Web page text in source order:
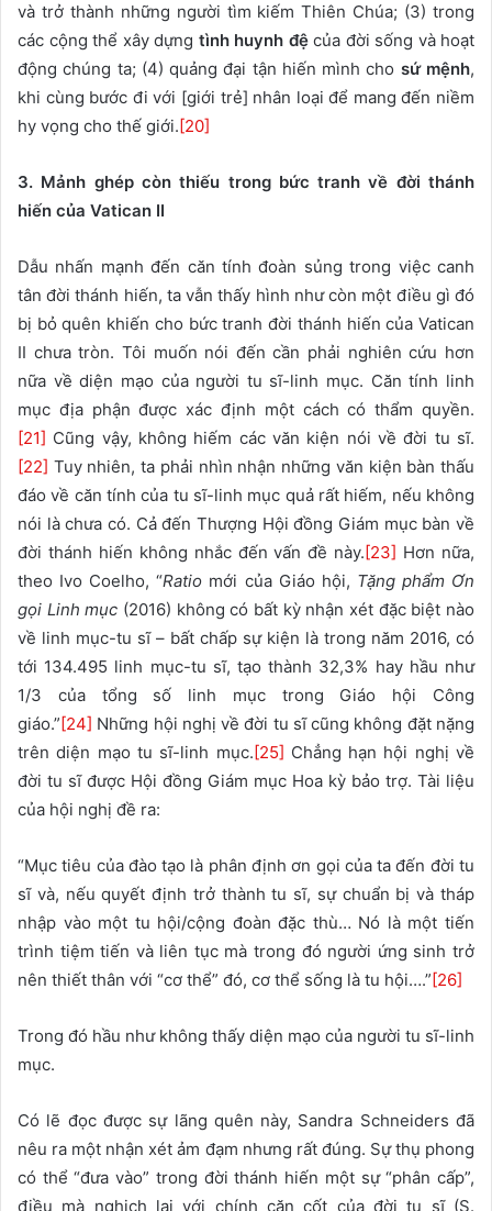
và trở thành những người tìm kiếm Thiên Chúa; (3) trong
các cộng thể xây dựng tình huynh đệcủa đời sống và hoạt
động chúng ta; (4) quảng đại tận hiến mình cho sứ mệnh,
khi cùng bước đi với [giới trẻ] nhân loại để mang đến niềm
hy vọng cho thế giới.[20]
3. Mảnh ghép còn thiếu trong bức tranh về đời thánh
hiến của Vatican II
Dẫu nhấn mạnh đến căn tính đoàn sủng trong việc canh
tân đời thánh hiến, ta vẫn thấy hình như còn một điều gì đó
bị bỏ quên khiến cho bức tranh đời thánh hiến của Vatican
II chưa tròn. Tôi muốn nói đến cần phải nghiên cứu hơn
nữa về diện mạo của người tu sĩ-linh mục. Căn tính linh
mục địa phận được xác định một cách có thẩm quyền.
[21] Cũng vậy, không hiếm các văn kiện nói về đời tu sĩ.
[22] Tuy nhiên, ta phải nhìn nhận những văn kiện bàn thấu
đáo về căn tính của tu sĩ-linh mục quả rất hiếm, nếu không
nói là chưa có. Cả đến Thượng Hội đồng Giám mục bàn về
đời thánh hiến không nhắc đến vấn đề này.[23] Hơn nữa,
theo Ivo Coelho, “Ratio mới của Giáo hội, Tặng phẩm Ơn
gọi Linh mục (2016) không có bất kỳ nhận xét đặc biệt nào
về linh mục-tu sĩ – bất chấp sự kiện là trong năm 2016, có
tới 134.495 linh mục-tu sĩ, tạo thành 32,3% hay hầu như
1/3 của tổng số linh mục trong Giáo hội Công
giáo.”[24] Những hội nghị về đời tu sĩ cũng không đặt nặng
trên diện mạo tu sĩ-linh mục.[25] Chẳng hạn hội nghị về
đời tu sĩ được Hội đồng Giám mục Hoa kỳ bảo trợ. Tài liệu
của hội nghị đề ra:
“Mục tiêu của đào tạo là phân định ơn gọi của ta đến đời tu
sĩ và, nếu quyết định trở thành tu sĩ, sự chuẩn bị và tháp
nhập vào một tu hội/cộng đoàn đặc thù… Nó là một tiến
trình tiệm tiến và liên tục mà trong đó người ứng sinh trở
nên thiết thân với “cơ thể” đó, cơ thể sống là tu hội….”[26]
Trong đó hầu như không thấy diện mạo của người tu sĩ-linh
mục.
Có lẽ đọc được sự lãng quên này, Sandra Schneiders đã
nêu ra một nhận xét ảm đạm nhưng rất đúng. Sự thụ phong
có thể “đưa vào” trong đời thánh hiến một sự “phân cấp”,
điều mà nghịch lại với chính căn cốt của đời tu sĩ (S.